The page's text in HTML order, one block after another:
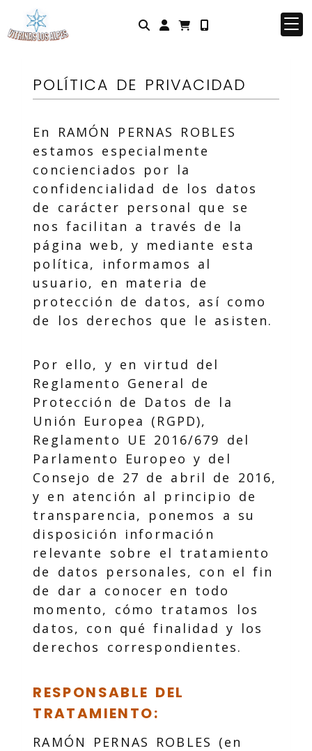
Identifícate
POLÍTICA DE PRIVACIDAD
En
RAMÓN PERNAS ROBLES
estamos especialmente
concienciados por la
confidencialidad de los datos
de carácter personal que se
nos facilitan a través de la
página web, y mediante esta
política, informamos al
usuario, en materia de
protección de datos, así como
de los derechos que le asisten.
Por ello, y en virtud del
Reglamento General de
Protección de Datos de la
Unión Europea (RGPD),
Reglamento UE 2016/679 del
Parlamento Europeo y del
Consejo de 27 de abril de 2016,
y en atención al principio de
transparencia, ponemos a su
disposición información
relevante sobre el tratamiento
de datos personales, con el fin
de dar a conocer en todo
momento, cómo tratamos los
datos, con qué finalidad y los
derechos correspondientes.
RESPONSABLE DEL
TRATAMIENTO:
RAMÓN PERNAS ROBLES (en